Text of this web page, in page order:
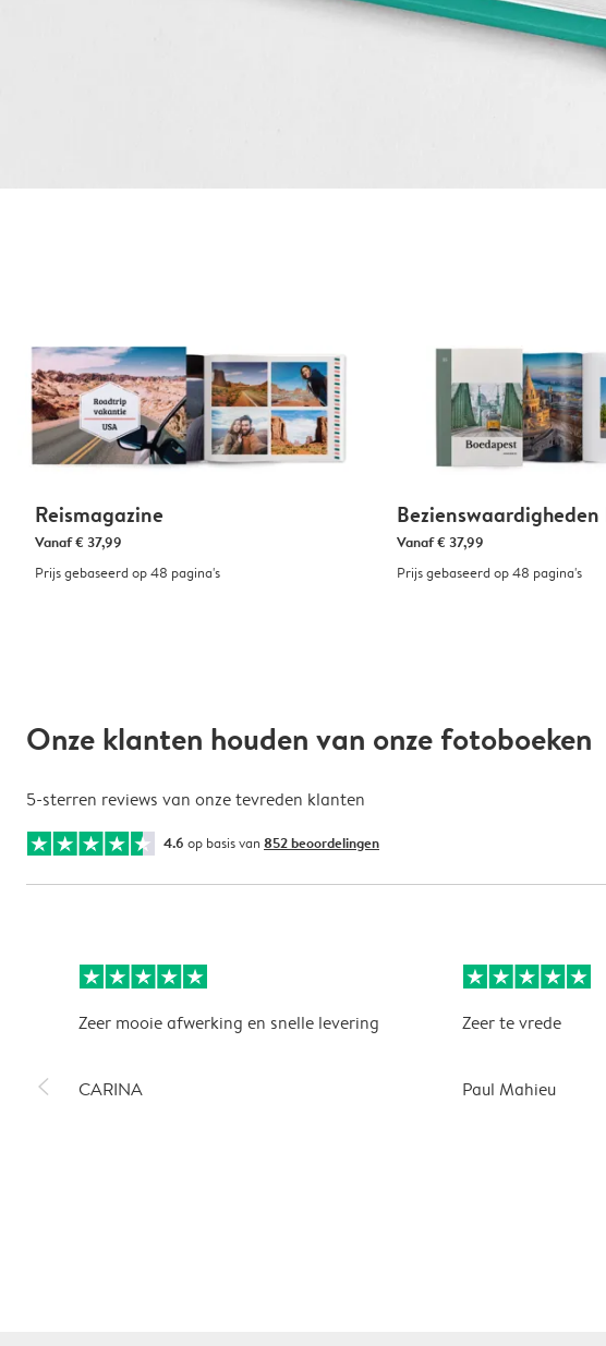
Reismagazine
Vanaf€ 37,99
Prijs gebaseerd op 48 pagina's
Vanaf€ 37,99
Prijs gebaseerd op 48 pagina's
Onze klanten houden van onze fotoboeken
5-sterren reviews van onze tevreden klanten
4.6 op basis van 852 beoordelingen
slim_arrow_left
Zeer mooie afwerking en snelle levering
CARINA
Zeer te vrede
Paul Mahieu